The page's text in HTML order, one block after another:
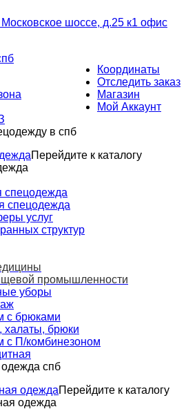
Московское шоссе, д.25 к1 офис
Координаты
Отследить заказ
Магазин
Мой Аккаунт
Перейдите к каталогу
спецодежда
спецодежда
услуг
структур
промышленности
уборы
с брюками
халаты, брюки
с П/комбинезоном
одеждаПерейдите к каталогу
одежда